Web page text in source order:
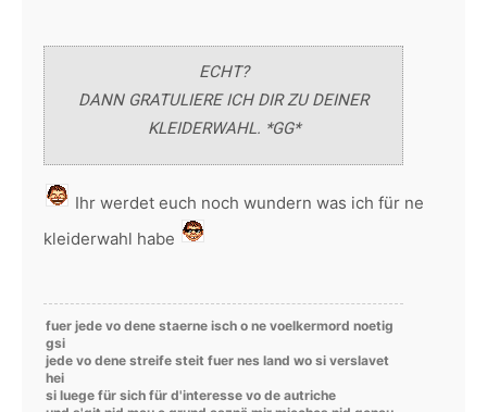
ECHT?
DANN GRATULIERE ICH DIR ZU DEINER
KLEIDERWAHL. *GG*
Ihr werdet euch noch wundern was ich für ne
kleiderwahl habe
fuer jede vo dene staerne isch o ne voelkermord noetig
gsi
jede vo dene streife steit fuer nes land wo si verslavet
hei
si luege für sich für d'interesse vo de autriche